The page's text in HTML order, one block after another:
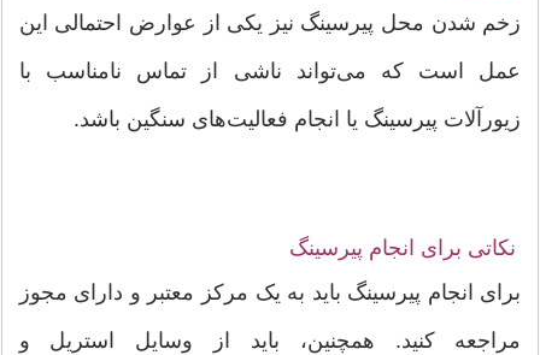
زخم شدن محل پیرسینگ نیز یکی از عوارض احتمالی این
عمل است که می‌تواند ناشی از تماس نامناسب با
زیورآلات پیرسینگ یا انجام فعالیت‌های سنگین باشد.
نکاتی برای انجام پیرسینگ
برای انجام پیرسینگ باید به یک مرکز معتبر و دارای مجوز
مراجعه کنید. همچنین، باید از وسایل استریل و